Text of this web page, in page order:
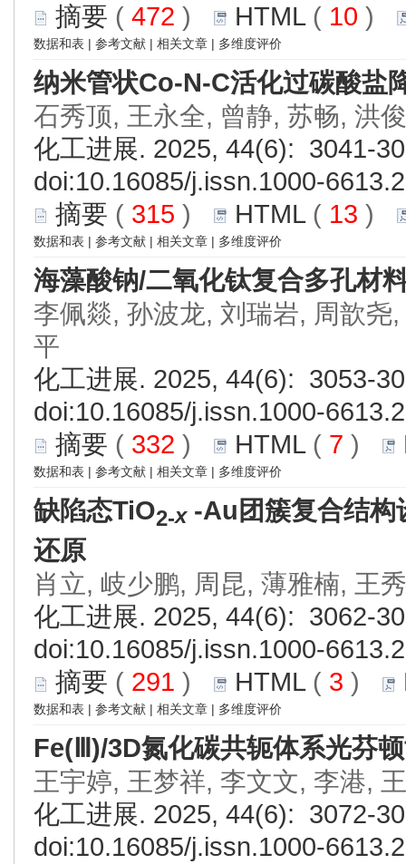
摘要 ( 472 ) HTML( 10 )
数据和表 | 参考文献 | 相关文章 | 多维度评价
纳米管状Co-N-C活化过碳酸盐
石秀顶, 王永全, 曾静, 苏畅, 洪
化工进展. 2025, 44(6): 3041-
doi:10.16085/j.issn.1000-
摘要 ( 315 ) HTML( 13 )
数据和表 | 参考文献 | 相关文章 | 多维度评价
海藻酸钠/二氧化钛复合多孔材
李佩燚, 孙波龙, 刘瑞岩, 周歆
平
化工进展. 2025, 44(6): 3053-
doi:10.16085/j.issn.1000-
摘要 ( 332 ) HTML( 7 )
数据和表 | 参考文献 | 相关文章 | 多维度评价
缺陷态TiO2-x-Au团簇复合结构
还原
肖立, 岐少鹏, 周昆, 薄雅楠, 王
化工进展. 2025, 44(6): 3062-
doi:10.16085/j.issn.1000-
摘要 ( 291 ) HTML( 3 )
数据和表 | 参考文献 | 相关文章 | 多维度评价
Fe(Ⅲ)/3D氮化碳共轭体系光芬
王宇婷, 王梦祥, 李文文, 李港,
化工进展. 2025, 44(6): 3072-
doi:10.16085/j.issn.1000-